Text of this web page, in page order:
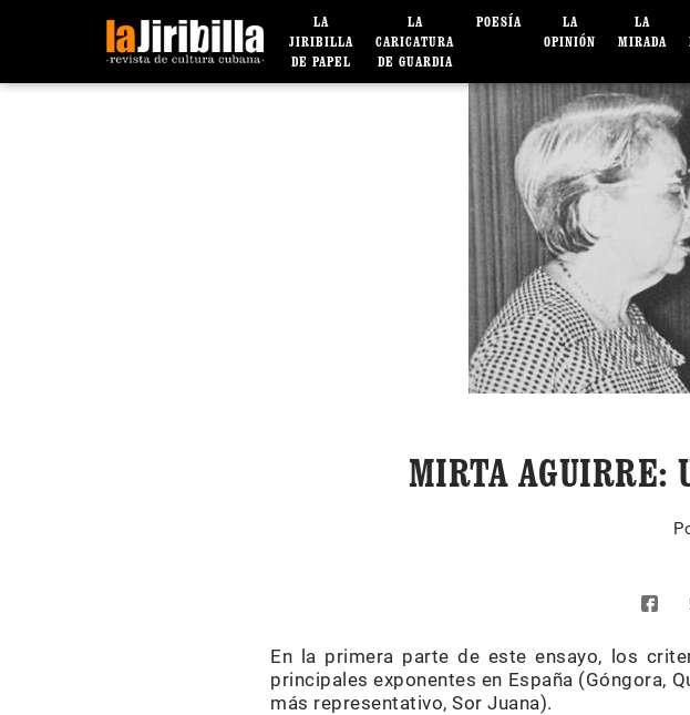
LA
JIRIBILLA
DE PAPEL
LA
CARICATURA
DE GUARDIA
POESÍA
LA
OPINIÓN
LA
MIRADA
MIRTA AGUIRRE:
En la primera parte de este ensayo, los
principales exponentes en España (Góngora,
más representativo, Sor Juana).